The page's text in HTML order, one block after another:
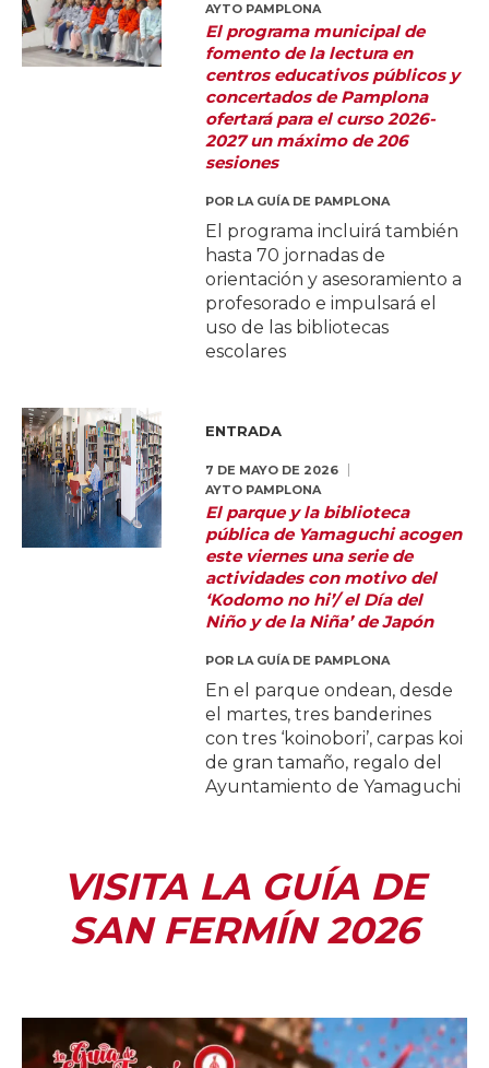
AYTO PAMPLONA
El programa municipal de
fomento de la lectura en
centros educativos públicos y
concertados de Pamplona
ofertará para el curso 2026-
2027 un máximo de 206
sesiones
POR LA GUÍA DE PAMPLONA
El programa incluirá también
hasta 70 jornadas de
orientación y asesoramiento a
profesorado e impulsará el
uso de las bibliotecas
escolares
ENTRADA
7 DE MAYO DE 2026
AYTO PAMPLONA
El parque y la biblioteca
pública de Yamaguchi acogen
este viernes una serie de
actividades con motivo del
‘Kodomo no hi’/ el Día del
Niño y de la Niña’ de Japón
POR LA GUÍA DE PAMPLONA
En el parque ondean, desde
el martes, tres banderines
con tres ‘koinobori’, carpas koi
de gran tamaño, regalo del
Ayuntamiento de Yamaguchi
VISITA LA GUÍA DE
SAN FERMÍN 2026